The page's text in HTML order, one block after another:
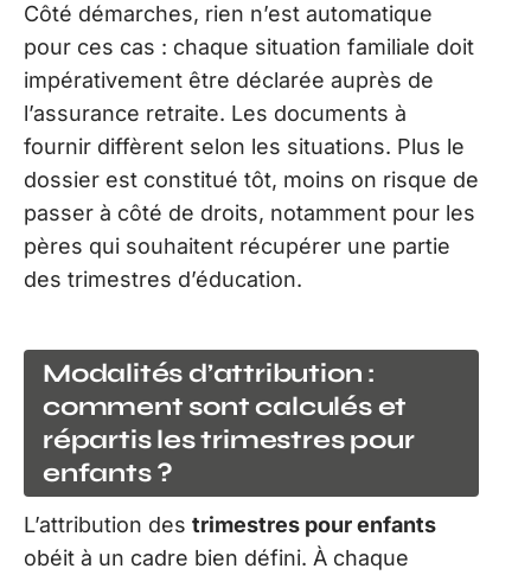
Côté démarches, rien n’est automatique
pour ces cas : chaque situation familiale doit
impérativement être déclarée auprès de
l’assurance retraite. Les documents à
fournir diffèrent selon les situations. Plus le
dossier est constitué tôt, moins on risque de
passer à côté de droits, notamment pour les
pères qui souhaitent récupérer une partie
des trimestres d’éducation.
Modalités d’attribution :
comment sont calculés et
répartis les trimestres pour
enfants ?
L’attribution des trimestres pour enfants
obéit à un cadre bien défini. À chaque